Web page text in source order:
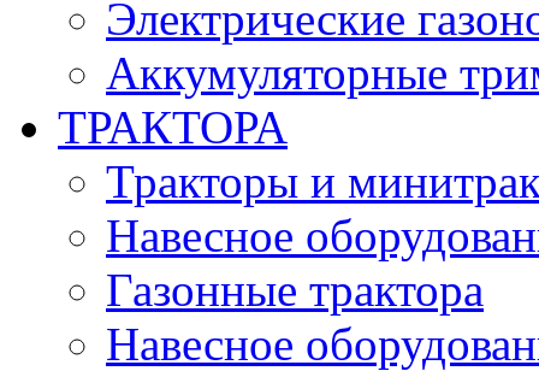
Электрические
Аккумуляторные
ТРАКТОРА
Тракторы и
Навесное
Газонные трактора
Навесное